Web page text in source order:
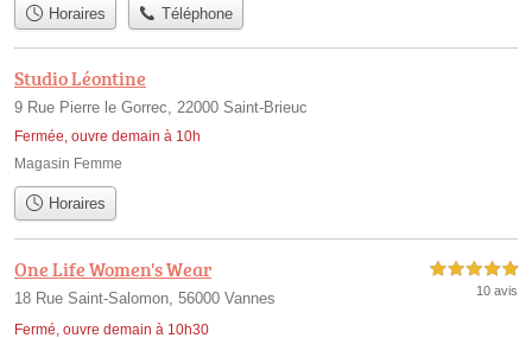
Horaires Téléphone
Studio Léontine
9 Rue Pierre le Gorrec, 22000 Saint-Brieuc
Fermée, ouvre demain à 10h
Magasin Femme
Horaires
One Life Women's Wear
18 Rue Saint-Salomon, 56000 Vannes
Fermé, ouvre demain à 10h30
5,0 étoiles sur 5
10 avis